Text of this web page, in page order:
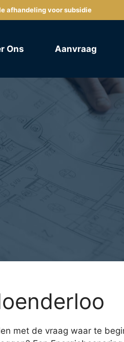
afhandeling voor subsidie
Ons Aanvraag
met de vraag waar te